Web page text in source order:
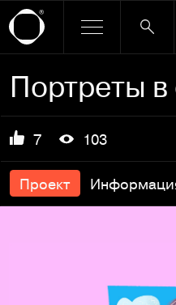
Портреты в
7 103
Проект